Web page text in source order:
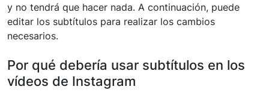
y no tendrá que hacer nada. A continuación, puede
editar los subtítulos para realizar los cambios
necesarios.
Por qué debería usar subtítulos en los
vídeos de Instagram